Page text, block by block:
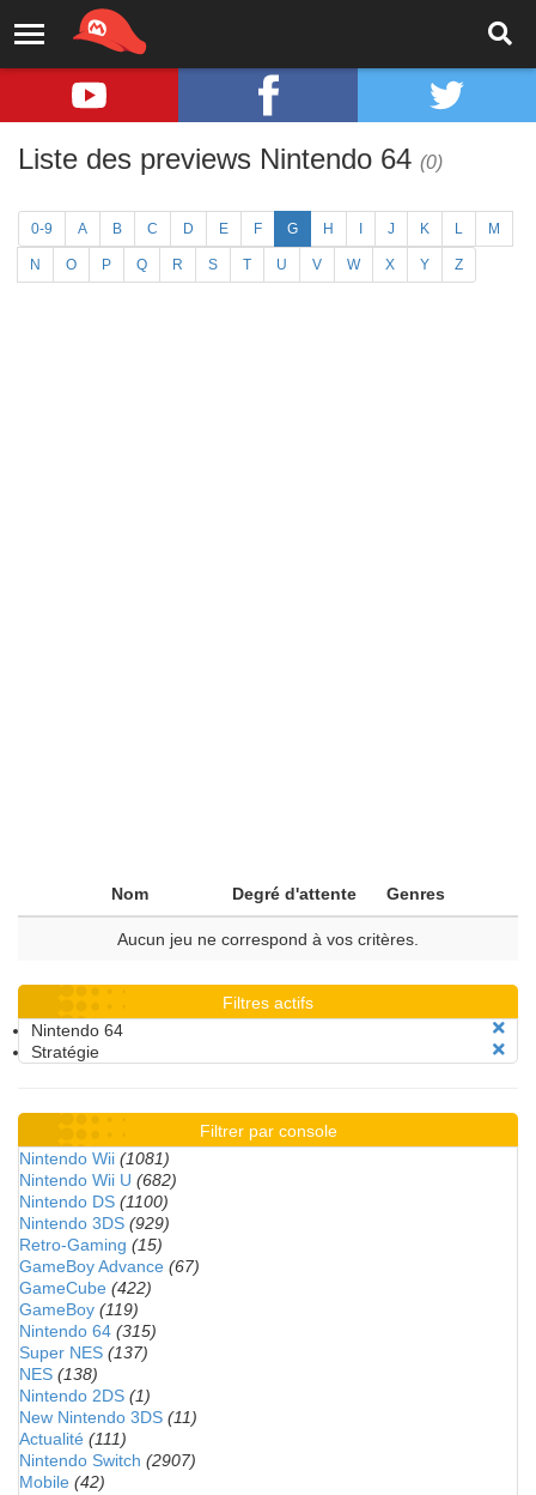
Liste des previews Nintendo 64 (0)
0-9 A B C D E F G H J K L M
N O P Q R S T U V W X Y Z
Nom Degré d'attente Genres
Aucun jeu ne correspond à vos critères.
Filtres actifs
Nintendo 64
Stratégie
Filtrer par console
Nintendo Wii (1081)
Nintendo Wii U (682)
Nintendo DS (1100)
Nintendo 3DS (929)
Retro-Gaming (15)
GameBoy Advance (67)
GameCube (422)
GameBoy (119)
Nintendo 64 (315)
Super NES (137)
NES (138)
Nintendo 2DS (1)
New Nintendo 3DS (11)
Actualité (111)
Nintendo Switch (2907)
Mobile (42)